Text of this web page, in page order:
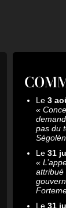
Le 3
«
pas du
Le 31
«
attribué
Le 31